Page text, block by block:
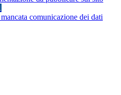
comunicazione dei dati